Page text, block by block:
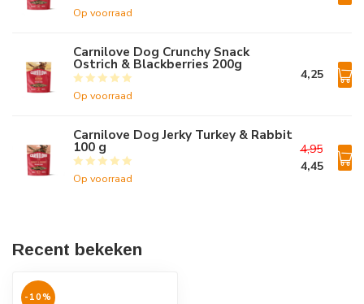
Op voorraad
Carnilove Dog Crunchy Snack
Ostrich & Blackberries 200g
Op voorraad
4,25
Carnilove Dog Jerky Turkey & Rabbit
100 g
Op voorraad
4,95
4,45
Recent bekeken
-10%